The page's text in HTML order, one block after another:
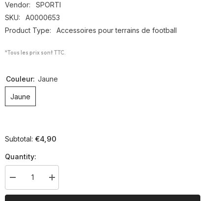
Vendor:
SPORTI
SKU:
A0000653
Product Type:
Accessoires pour terrains de football
*Tous les prix sont TTC.
Couleur: Jaune
Jaune
Subtotal: €4,90
Quantity:
Decrease
quantity
for
Increase
quantity
for